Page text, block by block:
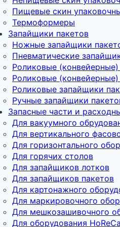
Пищевые скин
Термоформеры
Запайщики пакетов
Ножные запайщики
Пневматические
Роликовые
Роликовые
Роликовые запайщики
Ручные запайщики
Запасные части и
Для вакуумного
Для вертикального
Для горизонтального
Для горячих столов
Для запайщиков лотков
Для запайщиков пакетов
Для картонажного
Для маркировочного
Для мешкозашивочного
Для оборудования HoReCa